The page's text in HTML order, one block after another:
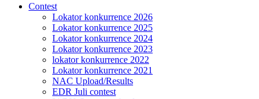
Contest
Lokator konkurrence 2026
Lokator konkurrence 2025
Lokator konkurrence 2024
Lokator konkurrence 2023
lokator konkurrence 2022
Lokator konkurrence 2021
NAC Upload/Results
EDR Juli contest